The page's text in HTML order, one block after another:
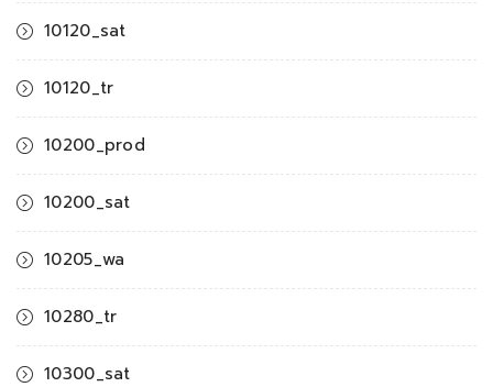
10120_sat
10120_tr
10200_prod
10200_sat
10205_wa
10280_tr
10300_sat